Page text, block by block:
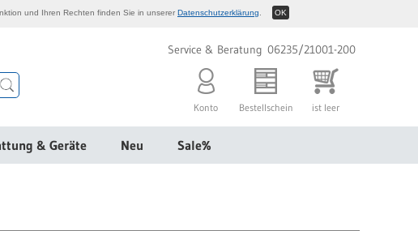
Service & Beratung 06235/21001-200
Konto Bestellschein ist leer
& Geräte Neu Sale%
und Ihren Rechten finden Sie in unserer Datenschutzerklärung OK